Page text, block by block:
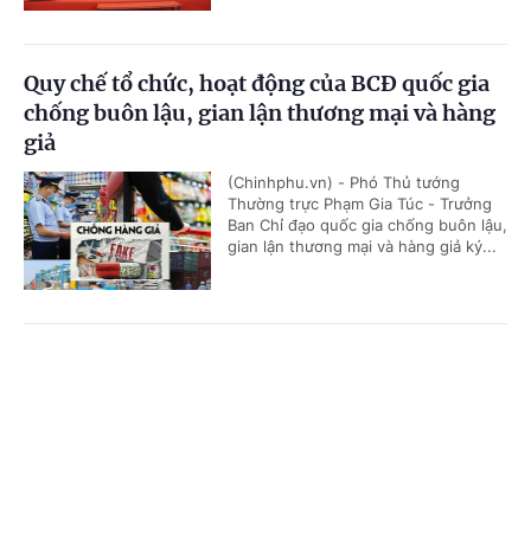
Quy chế tổ chức, hoạt động của BCĐ quốc gia
chống buôn lậu, gian lận thương mại và hàng
giả
(Chinhphu.vn) - Phó Thủ tướng
Thường trực Phạm Gia Túc - Trưởng
Ban Chỉ đạo quốc gia chống buôn lậu,
gian lận thương mại và hàng giả ký...